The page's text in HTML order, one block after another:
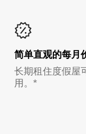
简单直观的每月
长期租住度假屋
用。*